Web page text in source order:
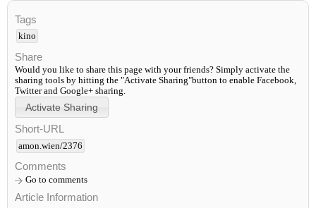
Tags
kino
Share
Would you like to share this page with your friends? Simply activate the
sharing tools by hitting the "Activate Sharing"button to enable Facebook,
Twitter and Google+ sharing.
Short-URL
amon.wien/2376
Comments
Go to comments
Article Information